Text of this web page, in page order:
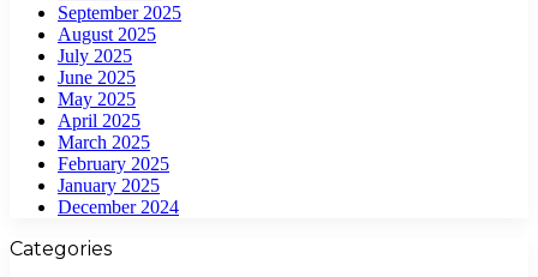
September 2025
August 2025
July 2025
June 2025
May 2025
April 2025
March 2025
February 2025
January 2025
December 2024
Categories